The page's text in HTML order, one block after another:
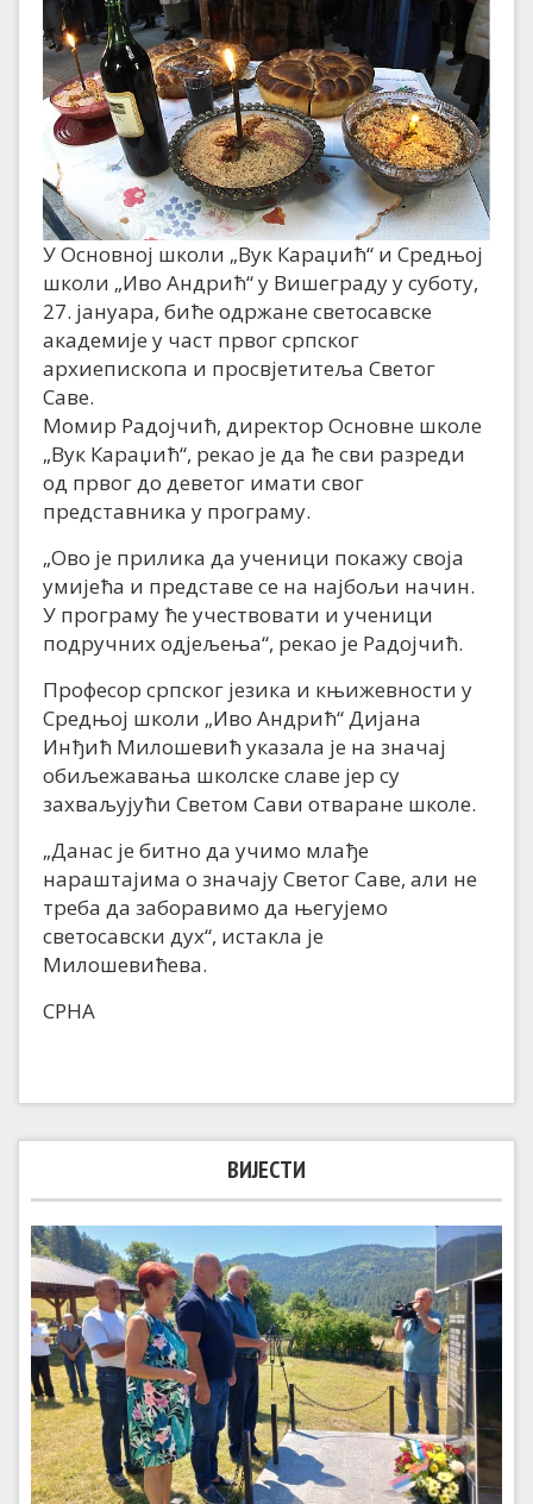
У Основној школи „Вук Караџић“ и Средњој
школи „Иво Андрић“ у Вишеграду у суботу,
27. јануара, биће одржане светосавске
академије у част првог српског
архиепископа и просвјетитеља Светог
Саве.
Момир Радојчић, директор Основне школе
„Вук Караџић“, рекао је да ће сви разреди
од првог до деветог имати свог
представника у програму.
„Ово је прилика да ученици покажу своја
умијећа и представе се на најбољи начин.
У програму ће учествовати и ученици
подручних одјељења“, рекао је Радојчић.
Професор српског језика и књижевности у
Средњој школи „Иво Андрић“ Дијана
Инђић Милошевић указала је на значај
обиљежавања школске славе јер су
захваљујући Светом Сави отваране школе.
„Данас је битно да учимо млађе
нараштајима о значају Светог Саве, али не
треба да заборавимо да његујемо
светосавски дух“, истакла је
Милошевићева.
СРНА
ВИЈЕСТИ